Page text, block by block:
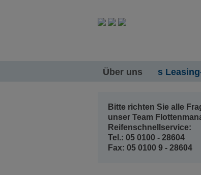
Über uns s
Bitte richten Sie alle
unser Team
Reifenschnellservice:
Tel.: 05 0100 - 28604
Fax: 05 0100 9 - 28604